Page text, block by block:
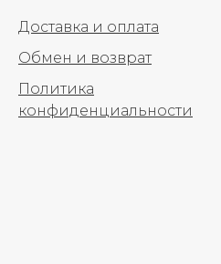
Доставка и оплата
Обмен и возврат
Политика
конфиденциальности